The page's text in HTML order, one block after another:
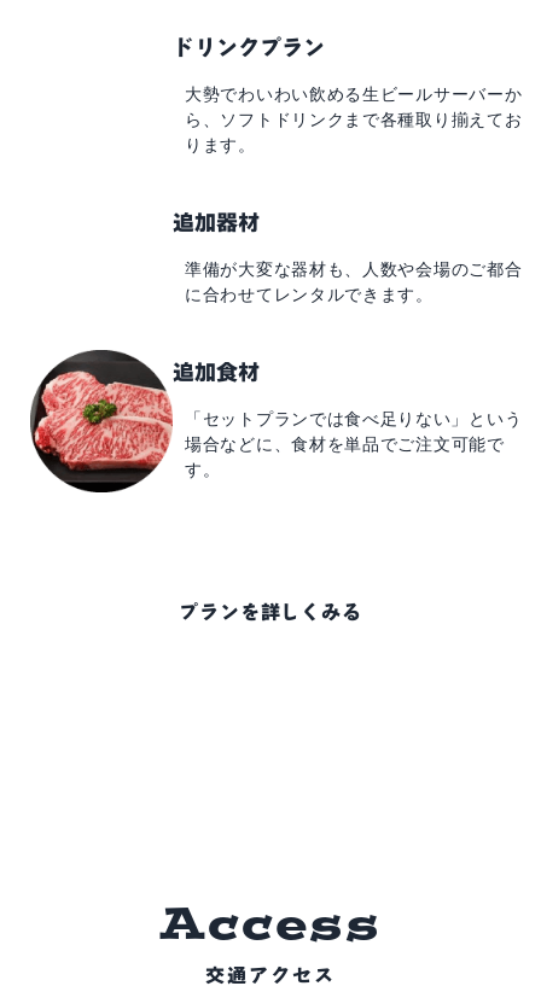
ドリンクプラン
大勢でわいわい飲める生ビールサーバーか
ら、 ソフトドリンクまで各種取り揃えてお
ります。
追加器材
準備が大変な器材も、
人数や会場のご都合
に合わせてレンタルできます。
追加食材
「セットプランでは食べ足りない」
という
場合などに、食材を単品でご注文可能で
す。
プランを詳しくみる
Access
交通アクセス